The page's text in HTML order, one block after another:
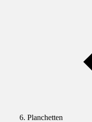
Planchetten